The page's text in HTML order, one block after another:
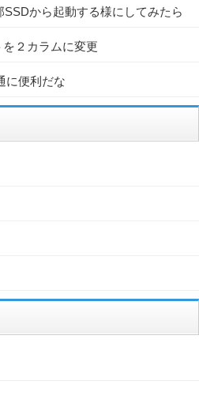
から起動する様にしてみたら
２カラムに変更
に便利だな